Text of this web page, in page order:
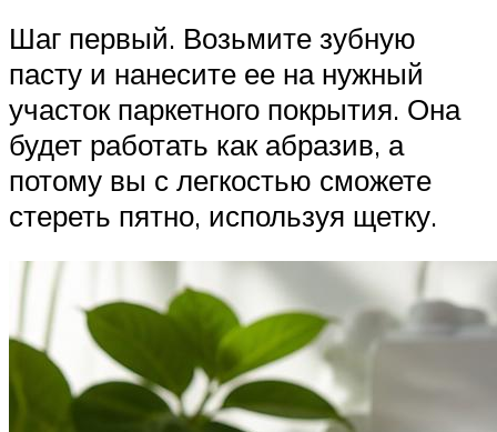
Шаг первый. Возьмите зубную
пасту и нанесите ее на нужный
участок паркетного покрытия. Она
будет работать как абразив, а
потому вы с легкостью сможете
стереть пятно, используя щетку.